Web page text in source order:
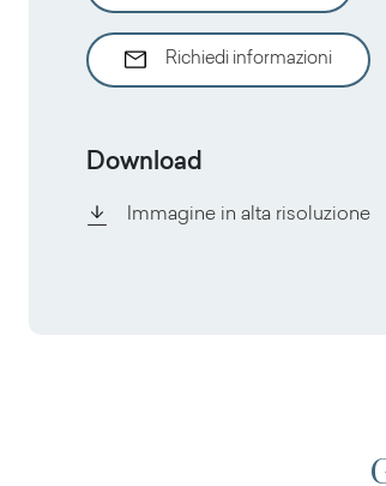
Richiedi informazioni
Download
Immagine in alta risoluzione